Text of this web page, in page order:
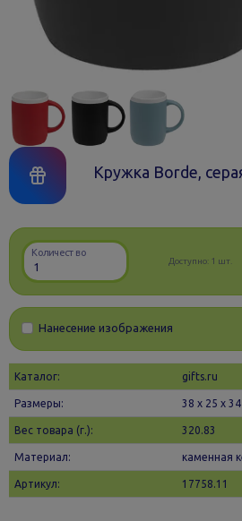
Кружка Borde,
Количество
Доступно: 1 шт.
Нанесение изображения
Каталог: gifts.ru
Размеры: 38 х 25 x 34
Вес товара (г.): 320.83
Материал: каменная
Артикул: 17758.11